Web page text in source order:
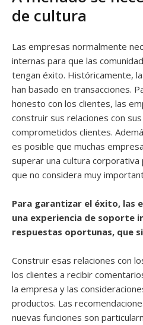
de cultura
Las empresas normalmente
internas para que las
tengan éxito. Históricamente,
han basado en transacciones.
honesto con los clientes, las
construir sus relaciones con
comprometidos clientes.
es posible que muchas
superar una cultura
que no considera muy
Para garantizar el éxito, las
una experiencia de soporte
respuestas oportunas, que
Construir esas relaciones con
los clientes a recibir
la empresa y las
productos. Las
nuevas funciones son